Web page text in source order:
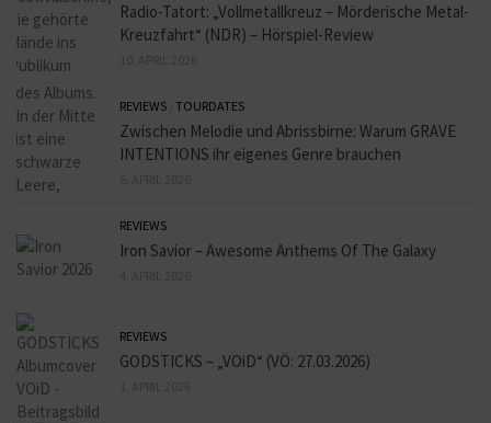
Radio-Tatort: „Vollmetallkreuz – Mörderische Metal-
Kreuzfahrt“ (NDR) – Hörspiel-Review
REVIEWS TOURDATES
Zwischen Melodie und Abrissbirne: Warum GRAVE
INTENTIONS ihr eigenes Genre brauchen
REVIEWS
Iron Savior – Awesome Anthems Of The Galaxy
REVIEWS
GODSTICKS – „VOiD“ (VÖ: 27.03.2026)